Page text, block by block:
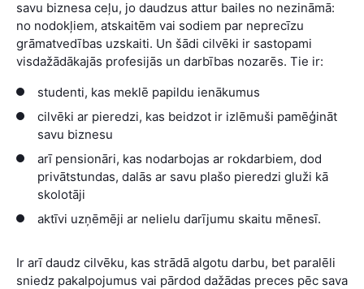
savu biznesa ceļu, jo daudzus attur bailes no nezināmā:
no nodokļiem, atskaitēm vai sodiem par neprecīzu
grāmatvedības uzskaiti. Un šādi cilvēki ir sastopami
visdažādākajās profesijās un darbības nozarēs. Tie ir:
studenti, kas meklē papildu ienākumus
cilvēki ar pieredzi, kas beidzot ir izlēmuši pamēģināt
savu biznesu
arī pensionāri, kas nodarbojas ar rokdarbiem, dod
privātstundas, dalās ar savu plašo pieredzi gluži kā
skolotāji
aktīvi uzņēmēji ar nelielu darījumu skaitu mēnesī.
Ir arī daudz cilvēku, kas strādā algotu darbu, bet paralēli
sniedz pakalpojumus vai pārdod dažādas preces pēc sava